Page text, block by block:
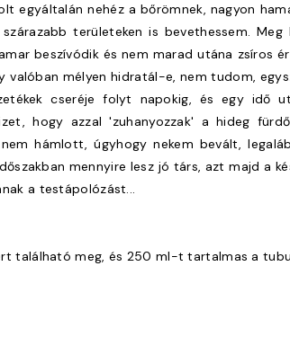
egyáltalán nehéz a bőrömnek, nagyon
területeken is bevethessem. Meg
beszívódik és nem marad utána zsíros
valóban mélyen hidratál-e, nem tudom,
cseréje folyt napokig, és egy idő
hogy azzal 'zuhanyozzak' a hideg
hámlott, úgyhogy nekem bevált,
mennyire lesz jó társ, azt majd a
a testápolózást...
található meg, és 250 ml-t tartalmas a